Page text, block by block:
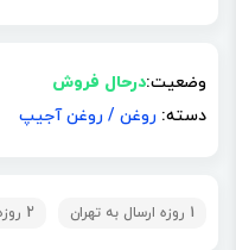
وضعیت:درحال فروش
دسته: روغن / روغن آجیپ
1 روزه ارسال به تهران 2 روزه ارسال به شهرستانها